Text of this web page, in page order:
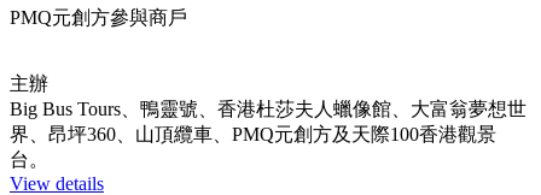
PMQ元創方參與商戶
主辦
Big Bus Tours、鴨靈號、香港杜莎夫人蠟像館、大富翁夢想世
界、昂坪360、山頂纜車、PMQ元創方及天際100香港觀景
台。
View details